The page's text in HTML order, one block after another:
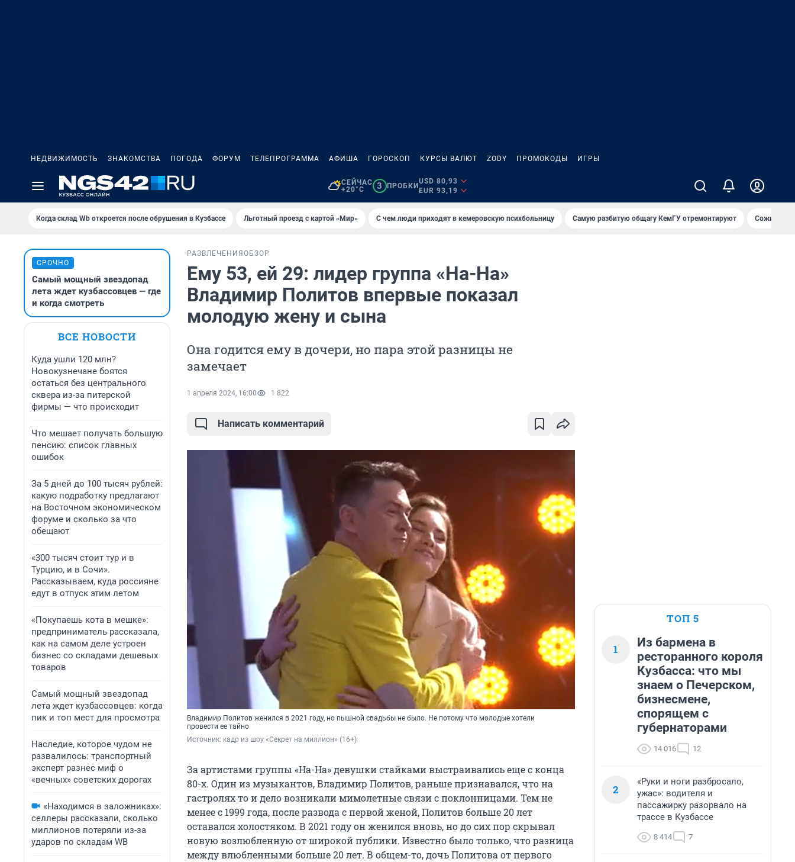
НЕДВИЖИМОСТЬ ЗНАКОМСТВА ПОГОДА ФОРУМ ТЕЛЕПРОГРАММА АФИША ГОРОСКОП КУРСЫ ВАЛЮТ ZODY ПРОМОКОДЫ ИГРЫ
СЕЙЧАС
+20°C
3 ПРОБКИ
USD 80,93
EUR 93,19
Когда склад Wb откроется после обрушения в Кузбассе Льготный проезд с картой «Мир» С чем люди приходят в кемеровскую психбольницу Самую разбитую общагу КемГУ отремонтируют
СРОЧНО
Самый мощный звездопад
лета ждет кузбассовцев — где
и когда смотреть
ВСЕ НОВОСТИ
Куда ушли 120 млн?
Новокузнечане боятся
остаться без центрального
сквера из-за питерской
фирмы — что происходит
Что мешает получать большую
пенсию: список главных
ошибок
За 5 дней до 100 тысяч рублей:
какую подработку предлагают
на Восточном экономическом
форуме и сколько за что
обещают
«300 тысяч стоит тур и в
Турцию, и в Сочи».
Рассказываем, куда россияне
едут в отпуск этим летом
«Покупаешь кота в мешке»:
предприниматель рассказала,
как на самом деле устроен
бизнес со складами дешевых
товаров
Самый мощный звездопад
лета ждет кузбассовцев: когда
пик и топ мест для просмотра
Наследие, которое чудом не
развалилось: транспортный
эксперт разнес миф о
«вечных» советских дорогах
«Находимся в заложниках»:
селлеры рассказали, сколько
миллионов потеряли из-за
ударов по складам WB
РАЗВЛЕЧЕНИЯ ОБЗОР
Ему 53, ей 29: лидер группа «На-На»
Владимир Политов впервые показал
молодую жену и сына
Она годится ему в дочери, но пара этой разницы не
замечает
1 апреля 2024, 16:00 1 822
Написать комментарий
Владимир Политов женился в 2021 году, но пышной свадьбы не было. Не потому что молодые хотели
провести ее тайно
Источник: кадр из шоу «Секрет на миллион» (16+)
За артистами группы «На-На» девушки стайками выстраивались еще с конца
80-х. Один из музыкантов, Владимир Политов, раньше признавался, что на
гастролях то и дело возникали мимолетные связи с поклонницами. Тем не
менее с 1999 года, после развода с первой женой, Политов больше 20 лет
оставался холостяком. В 2021 году он женился вновь, но до сих пор скрывал
новую возлюбленную от широкой публики. Известно было только, что разница
между влюбленными больше 20 лет. В общем-то, дочь Политова от первого
ТОП 5
1
Из бармена в
ресторанного короля
Кузбасса: что мы
знаем о Печерском,
бизнесмене,
спорящем с
губернаторами
14 016 12
2
«Руки и ноги разбросало,
ужас»: водителя и
пассажирку разорвало на
трассе в Кузбассе
8 414 7